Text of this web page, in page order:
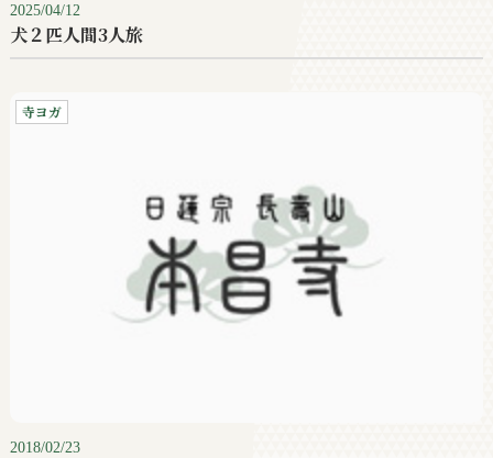
2025/04/12
犬２匹人間3人旅
寺ヨガ
2018/02/23